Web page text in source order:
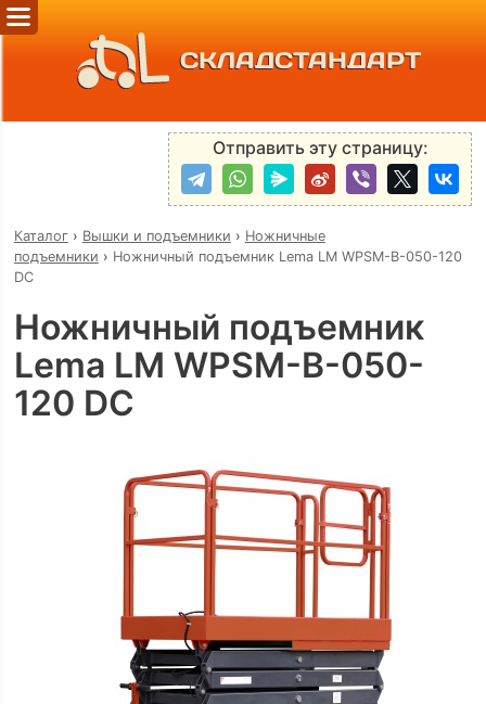
СКЛАДСТАНДАРТ
Отправить эту страницу:
Каталог› Вышки и подъемники › Ножничные
подъемники › Ножничный подъемник Lema LM WPSM-B-050-120
DC
Ножничный подъемник
Lema LM WPSM-B-050-
120 DC